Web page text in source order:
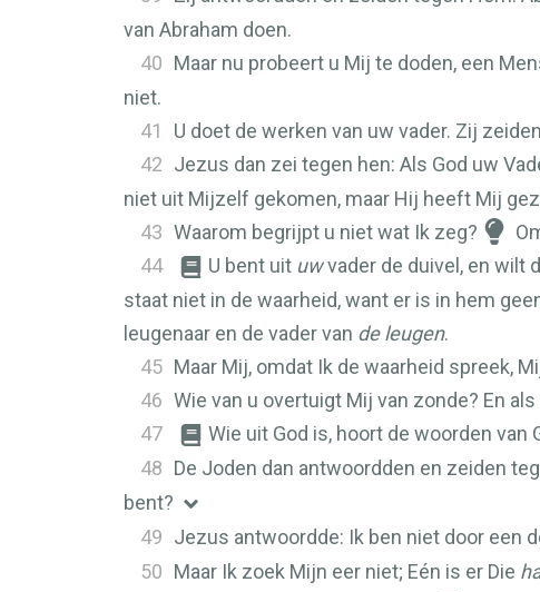
van Abraham doen.
40 Maar nu probeert u Mij te doden, een
niet.
41
U doet de werken van uw vader. Zij
42 Jezus dan zei tegen hen: Als God uw
niet uit Mijzelf gekomen, maar Hij heeft Mij
43 Waarom begrijpt u niet wat Ik zeg?
44
U bent uit uwvader de duivel, en wilt
staat niet in de waarheid, want er is in hem
leugenaar en de vader van de leugen.
45 Maar Mij, omdat Ik de waarheid spreek,
46 Wie van u overtuigt Mij van zonde? En
47
Wie uit God is, hoort de woorden van
48 De Joden dan antwoordden en zeiden
bent?
49 Jezus antwoordde: Ik ben niet door een
50 Maar Ik zoek Mijn eer niet; Eén is er Die